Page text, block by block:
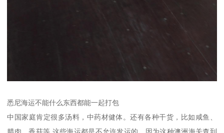
悉尼海运不能什么东西都能一起打包
中国家庭肯定很多汤料，中药材健体。还有各种干货，比如咸鱼、
腊肉、香菇等 这些海运都是不允许发运的。因为这种澳洲海关查到